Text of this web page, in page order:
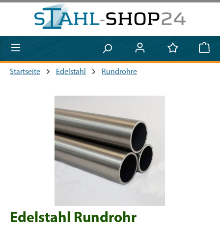
Zum Hauptinhalt springen
Startseite Edelstahl Rundrohre
Edelstahl Rundrohr